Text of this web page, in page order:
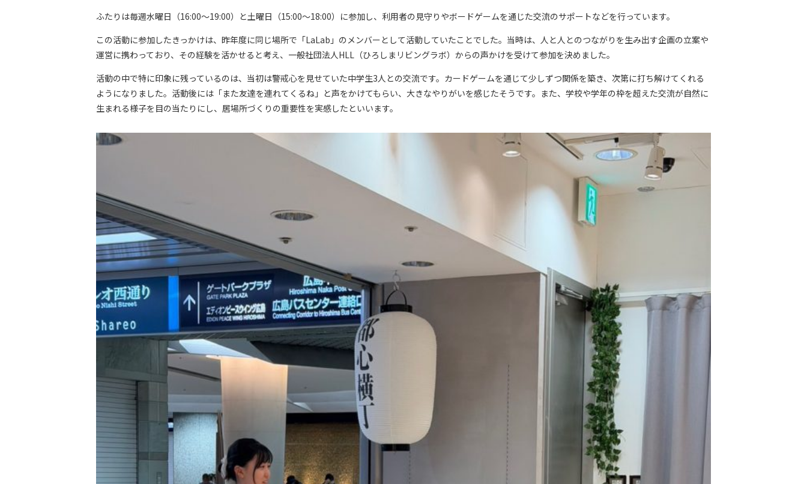
ふたりは毎週水曜日（16:00～19:00）と土曜日（15:00～18:00）に参加し、利用者の見守りやボードゲームを通じた交流のサポートなどを行っています。
この活動に参加したきっかけは、昨年度に同じ場所で「LaLab」のメンバーとして活動していたことでした。当時は、人と人とのつながりを生み出す企画の立案や
運営に携わっており、その経験を活かせると考え、一般社団法人HLL（ひろしまリビングラボ）からの声かけを受けて参加を決めました。
活動の中で特に印象に残っているのは、当初は警戒心を見せていた中学生3人との交流です。カードゲームを通じて少しずつ関係を築き、次第に打ち解けてくれる
ようになりました。活動後には「また友達を連れてくるね」と声をかけてもらい、大きなやりがいを感じたそうです。また、学校や学年の枠を超えた交流が自然に
生まれる様子を目の当たりにし、居場所づくりの重要性を実感したといいます。